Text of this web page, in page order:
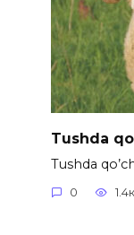
Tushda
Tushda
0